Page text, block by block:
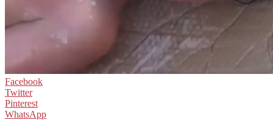
Facebook
Twitter
Pinterest
WhatsApp